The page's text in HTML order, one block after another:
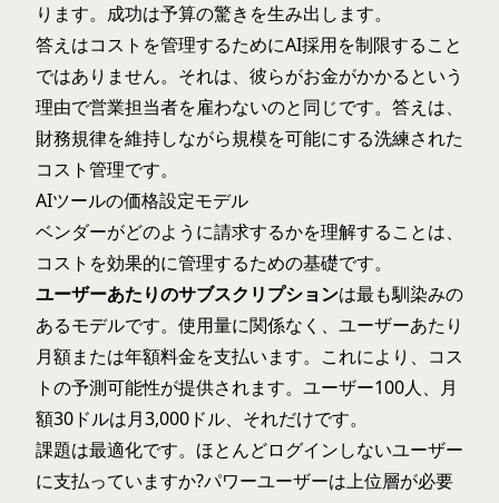
ります。成功は予算の驚きを生み出します。
答えはコストを管理するためにAI採用を制限すること
ではありません。それは、彼らがお金がかかるという
理由で営業担当者を雇わないのと同じです。答えは、
財務規律を維持しながら規模を可能にする洗練された
コスト管理です。
AIツールの価格設定モデル
ベンダーがどのように請求するかを理解することは、
コストを効果的に管理するための基礎です。
ユーザーあたりのサブスクリプションは最も馴染みの
あるモデルです。使用量に関係なく、ユーザーあたり
月額または年額料金を支払います。これにより、コス
トの予測可能性が提供されます。ユーザー100人、月
額30ドルは月3,000ドル、それだけです。
課題は最適化です。ほとんどログインしないユーザー
に支払っていますか?パワーユーザーは上位層が必要